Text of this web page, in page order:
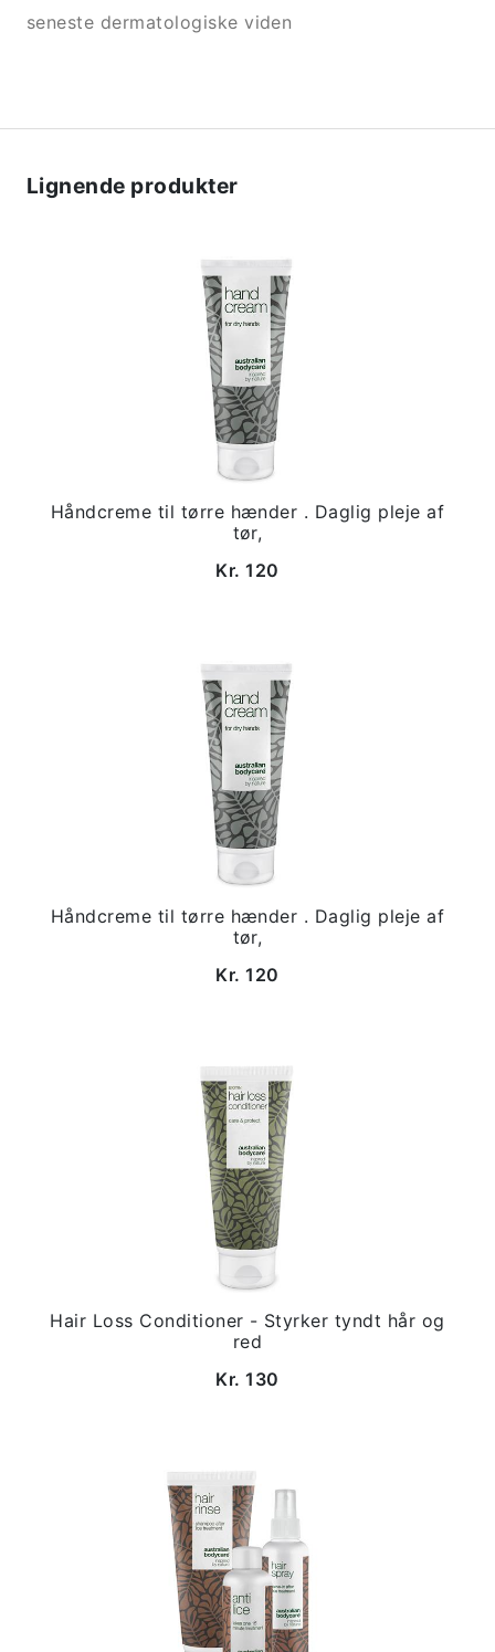
seneste dermatologiske viden
Lignende produkter
Håndcreme til tørre hænder . Daglig pleje af
tør,
Kr. 120
Håndcreme til tørre hænder . Daglig pleje af
tør,
Kr. 120
Hair Loss Conditioner - Styrker tyndt hår og
red
Kr. 130